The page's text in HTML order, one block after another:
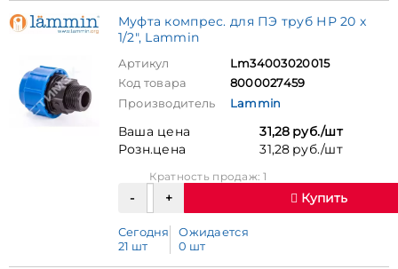
Муфта компрес. для ПЭ труб НР 20 x
1/2", Lammin
Артикул
Lm34003020015
Код товара
8000027459
Производитель
Lammin
Ваша цена
31,28 руб./шт
Розн.цена
31,28 руб./шт
Кратность продаж: 1
Купить
Сегодня
21 шт
Ожидается
0 шт